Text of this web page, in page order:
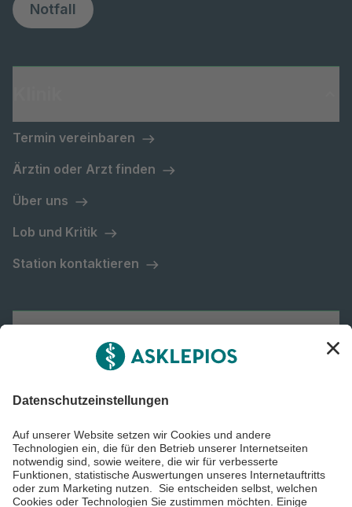
Notfall
Termin vereinbaren
Ärztin oder Arzt finden
Über uns
Lob und Kritik
Station kontaktieren
Asklepios Gruppe